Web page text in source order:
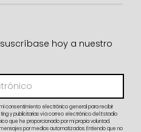
hoy a nuestro
consentimiento electrónico general para recibir
y publicitarias vía correo electrónico del Estadio
que he proporcionado por mi propia voluntad.
por medios automatizados. Entiendo que no